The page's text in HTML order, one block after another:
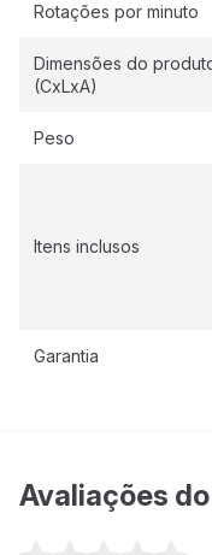
Rotações por minuto
Dimensões do
(CxLxA)
Peso
Itens inclusos
Garantia
Avaliações